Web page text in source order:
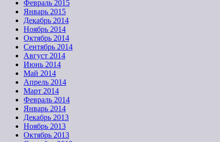
Февраль 2015
Январь 2015
Декабрь 2014
Ноябрь 2014
Октябрь 2014
Сентябрь 2014
Август 2014
Июнь 2014
Май 2014
Апрель 2014
Март 2014
Февраль 2014
Январь 2014
Декабрь 2013
Ноябрь 2013
Октябрь 2013